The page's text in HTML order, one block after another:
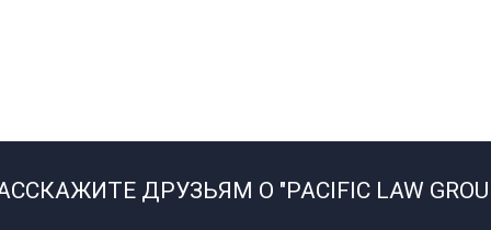
ДРУЗЬЯМ О "PACIFIC LAW